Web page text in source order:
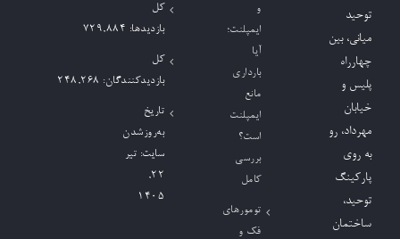
توحید
میانی، بین
چهارراه
پلیس و
خیابان
مهرداد، رو
به روی
پارکینگ
توحید،
ساختمان
و
ایمپلنت؛
آیا
بارداری
مانع
ایمپلنت
است؟
بررسی
کامل
تومورهای
فک و
کل
بازدیدها: 729,884
کل
بازدیدکنند‌گان: 248,268
تاریخ
به‌روزشدن
سایت: تیر
۲۲,
۱۴۰۵